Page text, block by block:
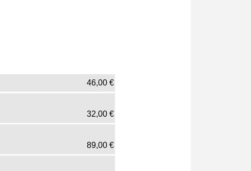
46,00 €
32,00 €
89,00 €